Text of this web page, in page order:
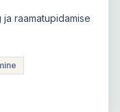
raamatupidamise